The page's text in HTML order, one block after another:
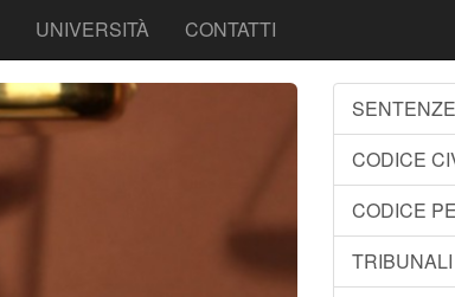
UNIVERSITÀ CONTATTI
SENTENZE
CODICE
CODICE
TRIBUNALI